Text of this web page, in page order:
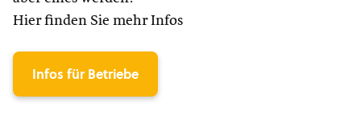
Hier finden Sie mehr Infos
Infos für Betriebe